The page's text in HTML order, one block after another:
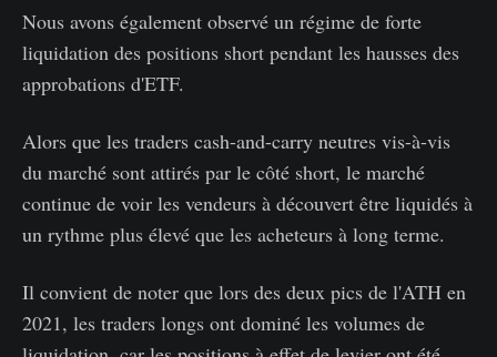
Nous avons également observé un régime de forte
liquidation des positions short pendant les hausses des
approbations d'ETF.
Alors que les traders cash-and-carry neutres vis-à-vis
du marché sont attirés par le côté short, le marché
continue de voir les vendeurs à découvert être liquidés à
un rythme plus élevé que les acheteurs à long terme.
Il convient de noter que lors des deux pics de l'ATH en
2021, les traders longs ont dominé les volumes de